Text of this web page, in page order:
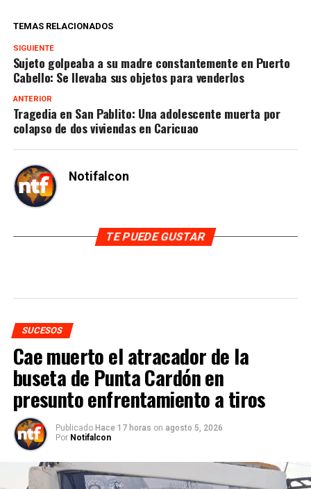
TEMAS RELACIONADOS
SIGUIENTE
Sujeto golpeaba a su madre constantemente en Puerto
Cabello: Se llevaba sus objetos para venderlos
ANTERIOR
Tragedia en San Pablito: Una adolescente muerta por
colapso de dos viviendas en Caricuao
Notifalcon
TE PUEDE GUSTAR
SUCESOS
Cae muerto el atracador de la
buseta de Punta Cardón en
presunto enfrentamiento a tiros
Publicado Hace 17 horas on agosto 5, 2026
Por Notifalcon